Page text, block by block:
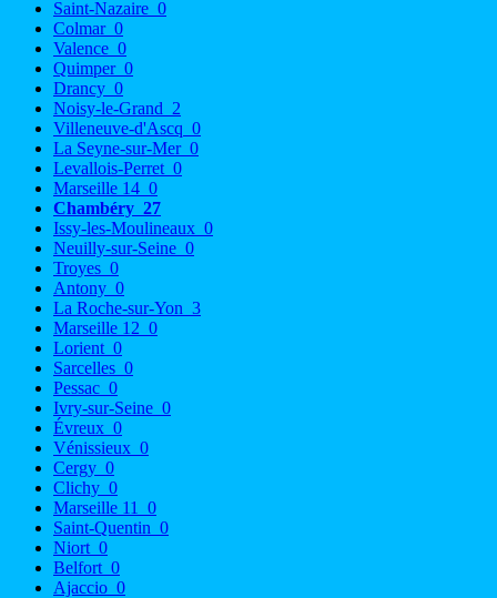
Saint-Nazaire 0
Colmar 0
Valence 0
Quimper 0
Drancy 0
Noisy-le-Grand 2
Villeneuve-d'Ascq 0
La Seyne-sur-Mer 0
Levallois-Perret 0
Marseille 14 0
Chambéry 27
Issy-les-Moulineaux 0
Neuilly-sur-Seine 0
Troyes 0
Antony 0
La Roche-sur-Yon 3
Marseille 12 0
Lorient 0
Sarcelles 0
Pessac 0
Ivry-sur-Seine 0
Évreux 0
Vénissieux 0
Cergy 0
Clichy 0
Marseille 11
0
Saint-Quentin 0
Niort 0
Belfort 0
Ajaccio 0